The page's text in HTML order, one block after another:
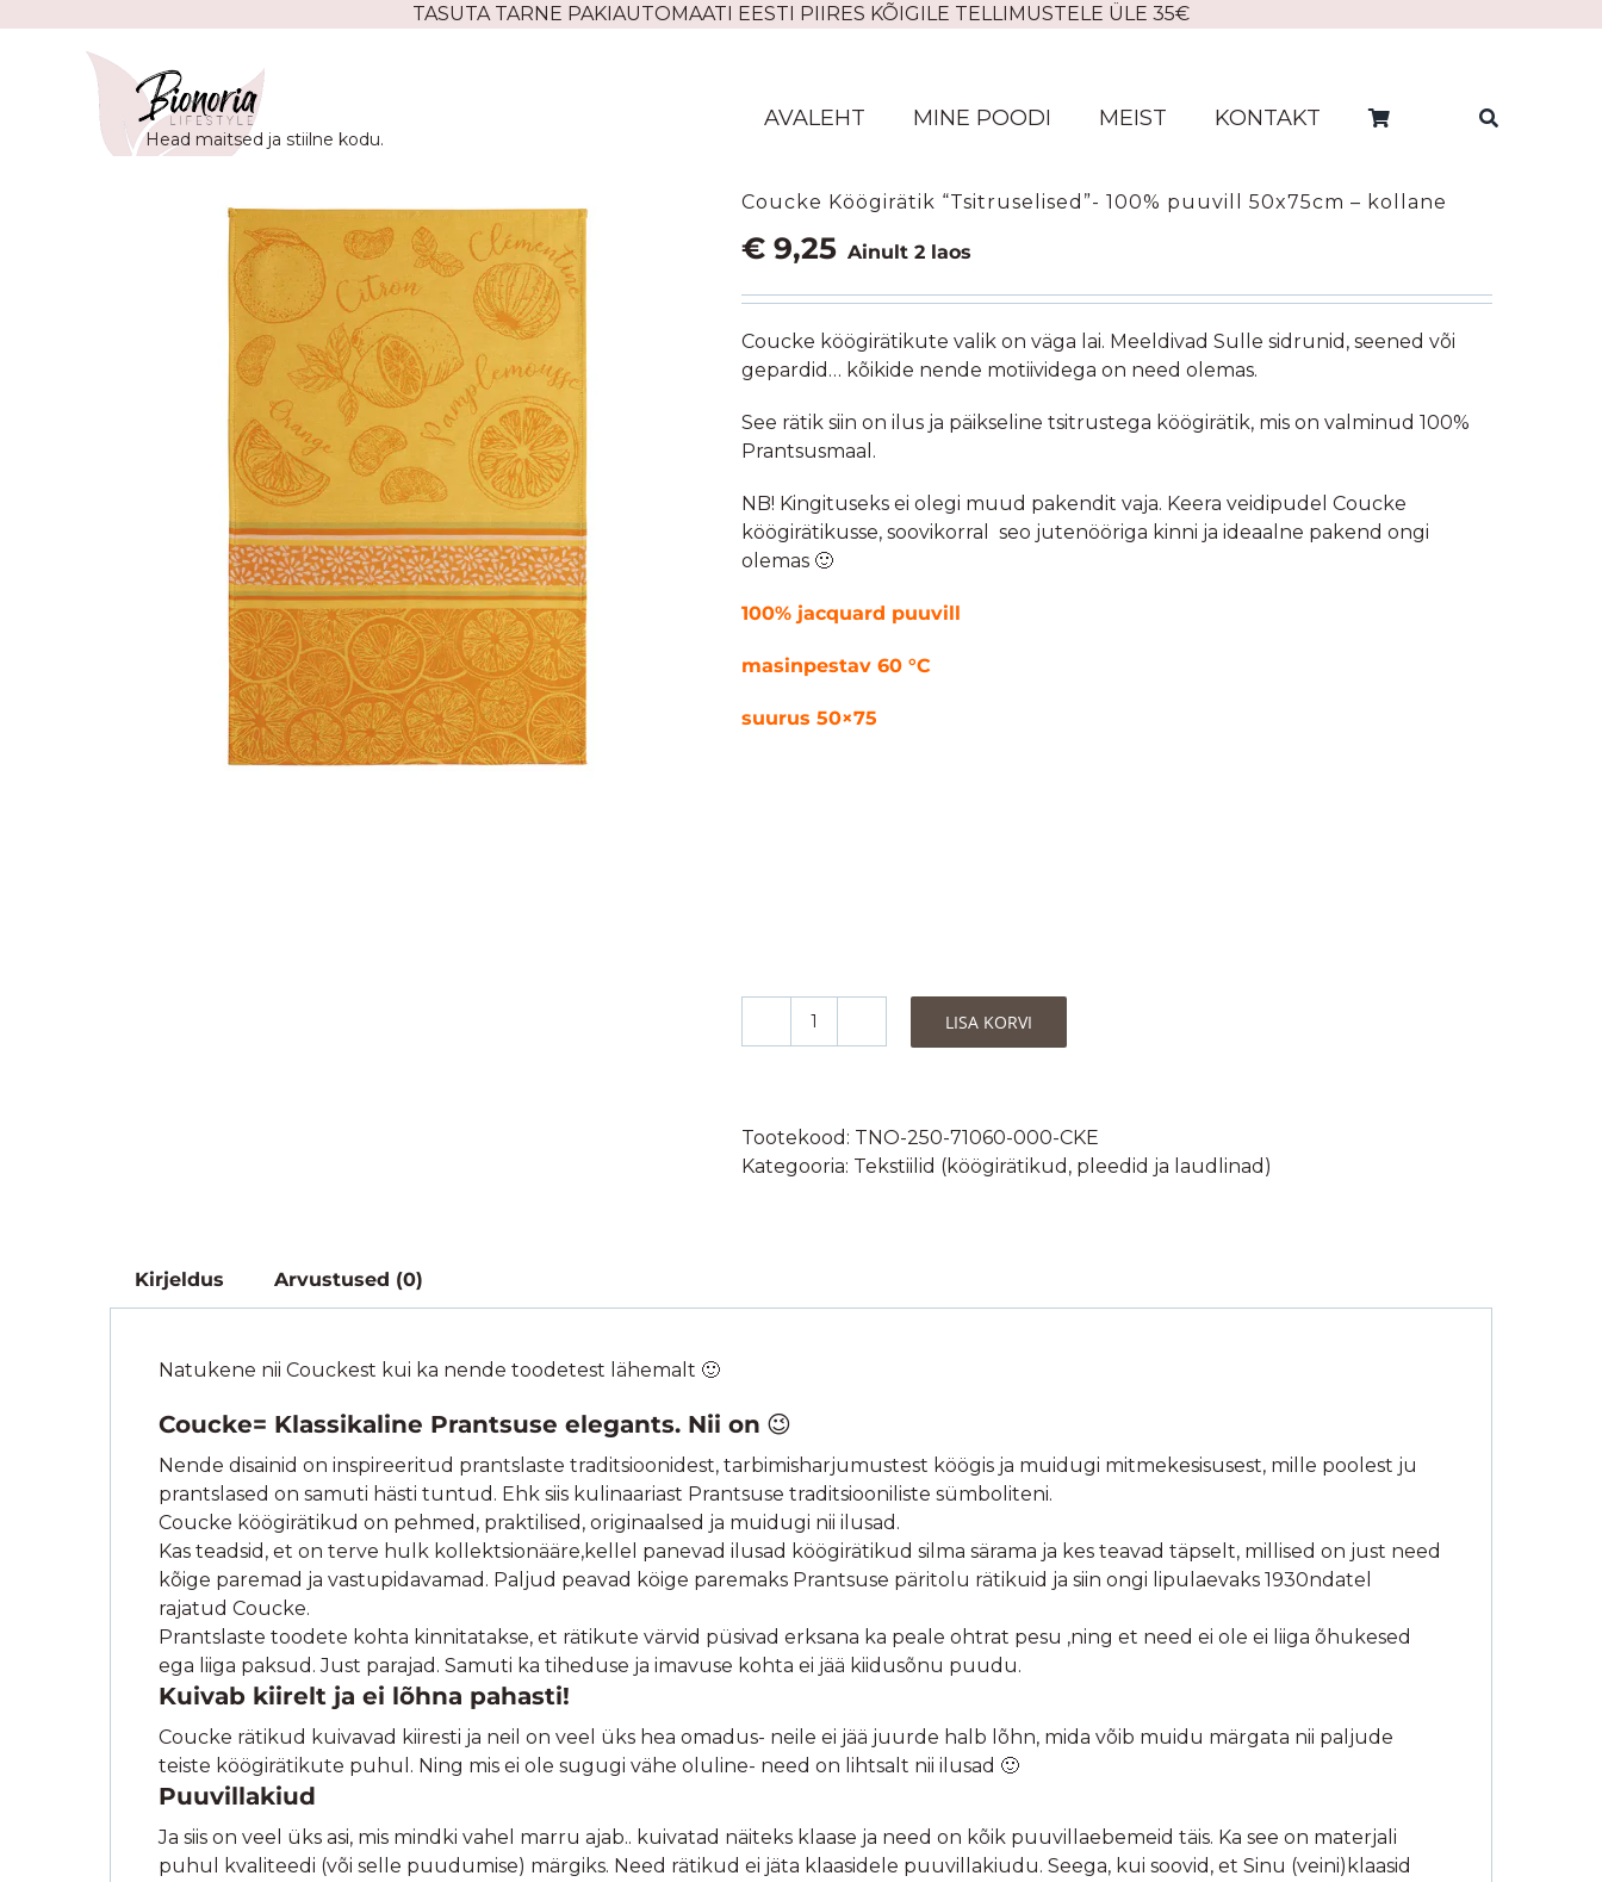
TASUTA TARNE PAKIAUTOMAATI EESTI PIIRES KÕIGILE TELLIMUSTELE ÜLE 35€
Head maitsed ja stiilne kodu.
AVALEHT MINE POODI MEIST KONTAKT
Coucke Köögirätik “Tsitruselised”- 100% puuvill 50x75cm – kollane
€ 9,25 Ainult 2 laos
Coucke köögirätikute valik on väga lai. Meeldivad Sulle sidrunid, seened või
gepardid… kõikide nende motiividega on need olemas.
See rätik siin on ilus ja päikseline tsitrustega köögirätik, mis on valminud 100%
Prantsusmaal.
NB! Kingituseks ei olegi muud pakendit vaja. Keera veidipudel Coucke
köögirätikusse, soovikorral seo jutenööriga kinni ja ideaalne pakend ongi
olemas 🙂
100% jacquard puuvill
masinpestav 60 °C
suurus 50×75
Coucke
puuvill
50x75cm
LISA KORVI
Tootekood: TNO-250-71060-000-CKE
Kategooria: Tekstiilid (köögirätikud, pleedid ja laudlinad)
Kirjeldus Arvustused (0)
Natukene nii Couckest kui ka nende toodetest lähemalt 🙂
Coucke= Klassikaline Prantsuse elegants. Nii on 😉
Nende disainid on inspireeritud prantslaste traditsioonidest, tarbimisharjumustest köögis ja muidugi mitmekesisusest, mille poolest ju
prantslased on samuti hästi tuntud. Ehk siis kulinaariast Prantsuse traditsiooniliste sümboliteni.
Coucke köögirätikud on pehmed, praktilised, originaalsed ja muidugi nii ilusad.
Kas teadsid, et on terve hulk kollektsionääre,kellel panevad ilusad köögirätikud silma särama ja kes teavad täpselt, millised on just need
kõige paremad ja vastupidavamad. Paljud peavad köige paremaks Prantsuse päritolu rätikuid ja siin ongi lipulaevaks 1930ndatel
rajatud Coucke.
Prantslaste toodete kohta kinnitatakse, et rätikute värvid püsivad erksana ka peale ohtrat pesu ,ning et need ei ole ei liiga õhukesed
ega liiga paksud. Just parajad. Samuti ka tiheduse ja imavuse kohta ei jää kiidusõnu puudu.
Kuivab kiirelt ja ei lõhna pahasti!
Coucke rätikud kuivavad kiiresti ja neil on veel üks hea omadus- neile ei jää juurde halb lõhn, mida võib muidu märgata nii paljude
teiste köögirätikute puhul. Ning mis ei ole sugugi vähe oluline- need on lihtsalt nii ilusad 🙂
Puuvillakiud
Ja siis on veel üks asi, mis mindki vahel marru ajab.. kuivatad näiteks klaase ja need on kõik puuvillaebemeid täis. Ka see on materjali
puhul kvaliteedi (või selle puudumise) märgiks. Need rätikud ei jäta klaasidele puuvillakiudu. Seega, kui soovid, et Sinu (veini)klaasid